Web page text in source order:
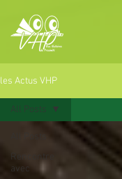
les Actus VHP
Rencontre
avec
All Posts